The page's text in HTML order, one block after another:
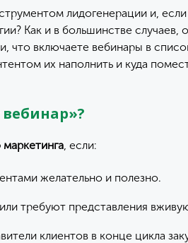
лидогенерации и, если
Как и в большинстве случаев,
что включаете вебинары в
их наполнить и куда
, если:
желательно и полезно.
требуют представления
клиентов в конце цикла